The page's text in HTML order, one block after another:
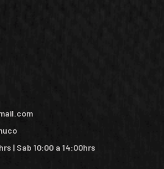
| Sab 10:00 a 14:00hrs